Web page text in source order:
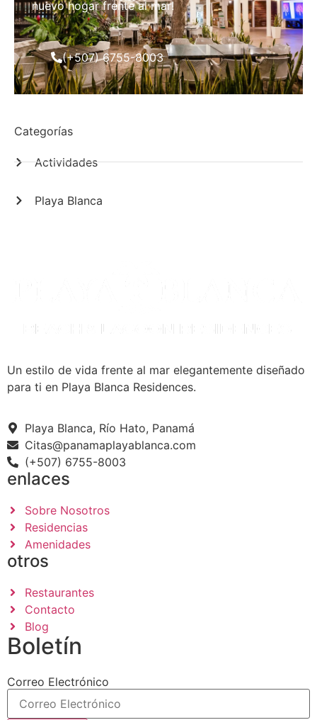
nuevo hogar frente al mar!
(+507) 6755-8003
Categorías
Actividades
Playa Blanca
Un estilo de vida frente al mar elegantemente diseñado
para ti en Playa Blanca Residences.
Playa Blanca, Río Hato, Panamá
Citas@panamaplayablanca.com
(+507) 6755-8003
enlaces
Sobre Nosotros
Residencias
Amenidades
otros
Restaurantes
Contacto
Blog
Boletín
Correo Electrónico